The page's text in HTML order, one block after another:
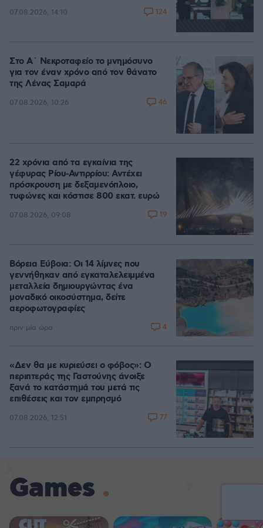
07.08.2026, 14:10 124
Στο Α΄ Νεκροταφείο το μνημόσυνο
για τον έναν χρόνο από τον θάνατο
της Λένας Σαμαρά
07.08.2026, 10:26 46
22 χρόνια από τα εγκαίνια της
γέφυρας Ρίου-Αντιρρίου: Αντέχει
πρόσκρουση με δεξαμενόπλοιο,
τυφώνες και κόστισε 800 εκατ. ευρώ
07.08.2026, 09:08 19
Βόρεια Εύβοια: Οι 14 λίμνες που
γεννήθηκαν από εγκαταλελειμμένα
μεταλλεία δημιουργώντας ένα
μοναδικό οικοσύστημα, δείτε
αεροφωτογραφίες
πριν μία ώρα 4
«Δεν θα με κυριεύσει ο φόβος»: Ο
περιπτεράς της Γαστούνης άνοιξε
ξανά το κατάστημά του μετά τις
επιθέσεις και τον εμπρησμό
07.08.2026, 12:51 77
Games